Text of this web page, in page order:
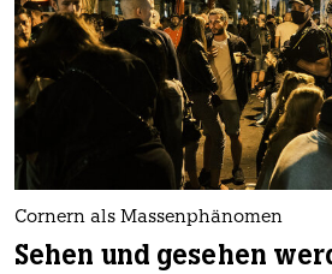
Cornern als Massenphänomen
Sehen und gesehen